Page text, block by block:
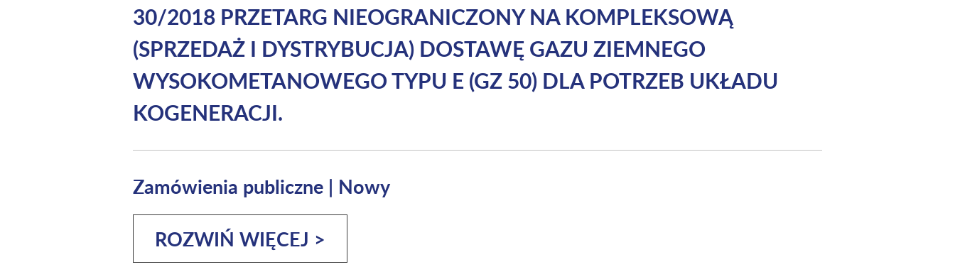
30/2018 PRZETARG NIEOGRANICZONY NA KOMPLEKSOWĄ
(SPRZEDAŻ I DYSTRYBUCJA) DOSTAWĘ GAZU ZIEMNEGO
WYSOKOMETANOWEGO TYPU E (GZ 50) DLA POTRZEB UKŁADU
KOGENERACJI.
Zamówienia publiczne | Nowy
ROZWIŃ WIĘCEJ >